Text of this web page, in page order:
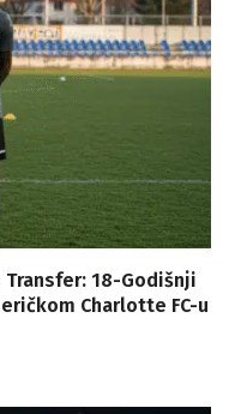
18-Godišnji
Charlotte FC-u